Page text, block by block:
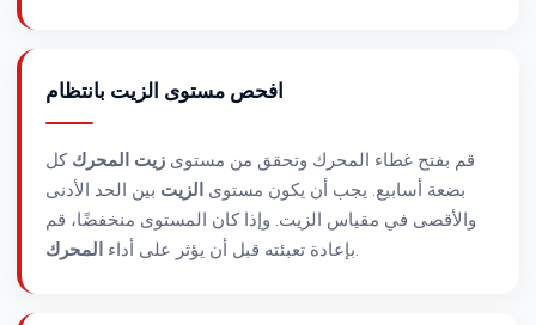
افحص مستوى الزيت بانتظام
قم بفتح غطاء المحرك وتحقق من مستوى زيت المحرك كل
بضعة أسابيع. يجب أن يكون مستوى الزيت بين الحد الأدنى
والأقصى في مقياس الزيت. وإذا كان المستوى منخفضًا، قم
بإعادة تعبئته قبل أن يؤثر على أداء المحرك .